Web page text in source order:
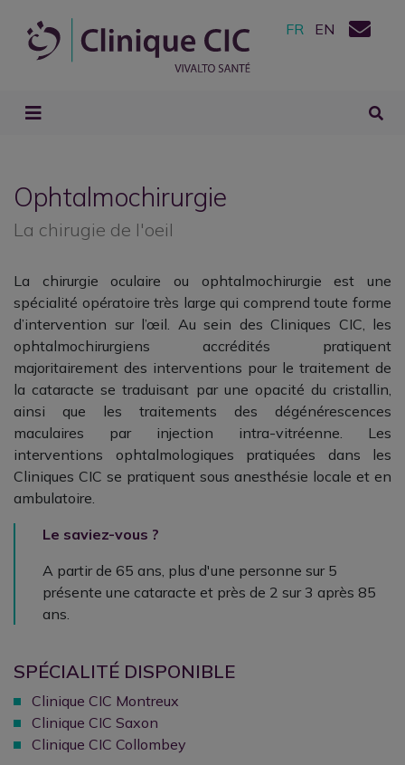
FR EN
Ophtalmochirurgie
La chirugie de l'oeil
La chirurgie oculaire ou ophtalmochirurgie est une
spécialité opératoire très large qui comprend toute forme
d’intervention sur l’œil. Au sein des Cliniques CIC, les
ophtalmochirurgiens accrédités pratiquent
majoritairement des interventions pour le traitement de
la cataracte se traduisant par une opacité du cristallin,
ainsi que les traitements des dégénérescences
maculaires par injection intra-vitréenne. Les
interventions ophtalmologiques pratiquées dans les
Cliniques CIC se pratiquent sous anesthésie locale et en
ambulatoire.
Le saviez-vous ?
A partir de 65 ans, plus d'une personne sur 5
présente une cataracte et près de 2 sur 3 après 85
ans.
SPÉCIALITÉ DISPONIBLE
Clinique CIC Montreux
Clinique CIC Saxon
Clinique CIC Collombey